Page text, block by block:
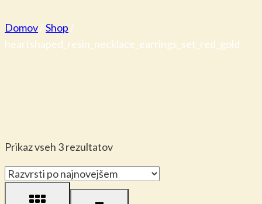
Domov/Shop /
heartshaped_resin_necklace_earrings_set_red_gold
Prikaz vseh 3 rezultatovRazvrščeno
datumu